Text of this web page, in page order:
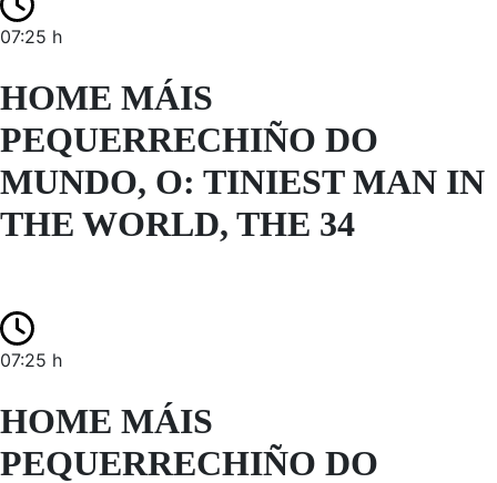
07:25 h
HOME MÁIS
PEQUERRECHIÑO DO
MUNDO, O: TINIEST MAN IN
THE WORLD, THE 34
07:25 h
HOME MÁIS
PEQUERRECHIÑO DO